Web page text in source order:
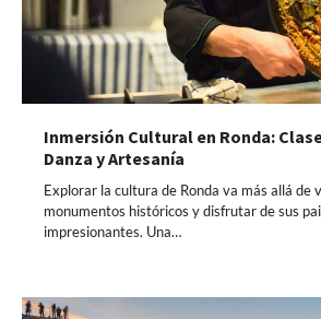
Inmersión Cultural en Ronda:
Danza y Artesanía
Explorar la cultura de Ronda va más allá de
monumentos históricos y disfrutar de sus
impresionantes. Una…